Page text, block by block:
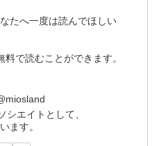
たへ一度は読んでほしい
で読むことができます。
シエイトとして、
ます。